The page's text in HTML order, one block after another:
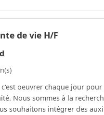
de vie H/F
oeuvrer chaque jour
Nous sommes à la
souhaitons intégrer des